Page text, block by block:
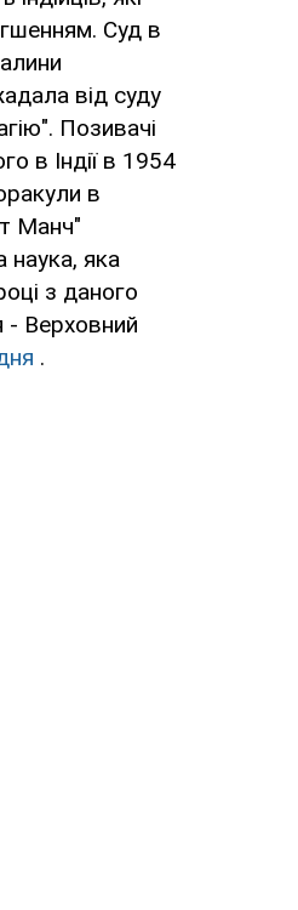
Cуд в
від суду
Позивачі
в Індії в 1954
в
Манч"
яка
з даного
- Верховний
.